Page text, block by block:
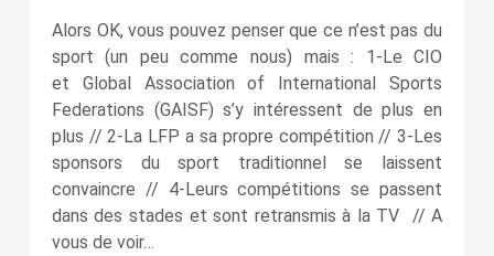
Alors OK, vous pouvez penser que ce n’est pas du
sport (un peu comme nous) mais : 1-Le CIO
et Global Association of International Sports
Federations (GAISF) s’y intéressent de plus en
plus // 2-La LFP a sa propre compétition // 3-Les
sponsors du sport traditionnel se laissent
convaincre // 4-Leurs compétitions se passent
dans des stades et sont retransmis à la TV // A
vous de voir…